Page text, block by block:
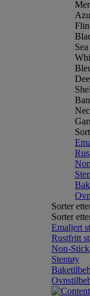
Sorter
Sorter
Emaljert
Rustfritt
Non-Stick
Stentøy